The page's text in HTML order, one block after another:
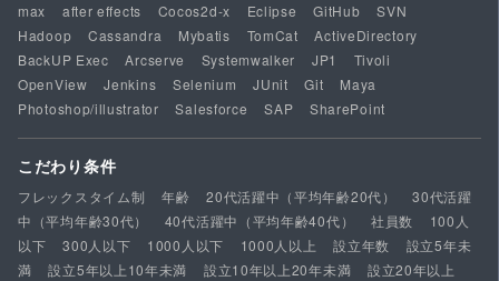
max
after effects Cocos2d-x Eclipse GitHub
SVN
Hadoop
Cassandra Mybatis TomCat
ActiveDirectory
BackUP Exec
Arcserve Systemwalker JP1
Tivoli
OpenView
Jenkins Selenium JUnit Git
Maya
Photoshop/illustrator
Salesforce SAP SharePoint
こだわり条件
フレックスタイム制 年齢 20代活躍中（平均年齢20代）
30代活躍
中（平均年齢30代）
40代活躍中（平均年齢40代） 社員数
100人
以下
300人以下 1000人以下 1000人以上 設立年数
設立5年未
満
設立5年以上10年未満 設立10年以上20年未満
設立20年以上